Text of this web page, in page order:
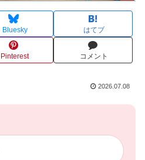
Bluesky はてブ
Pinterest コメント
2026.07.08